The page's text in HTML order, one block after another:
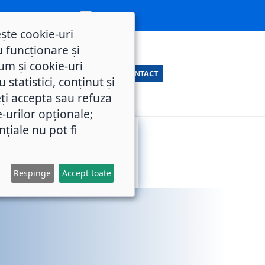
CONTACT
cookie-uri
funcționare și
și cookie-uri
statistici, conținut și
accepta sau refuza
urilor opționale;
nu pot fi
Respinge Accept toate